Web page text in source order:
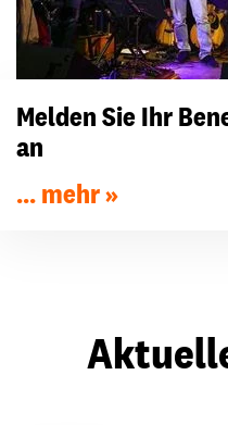
Melden Sie Ihr
an
... mehr